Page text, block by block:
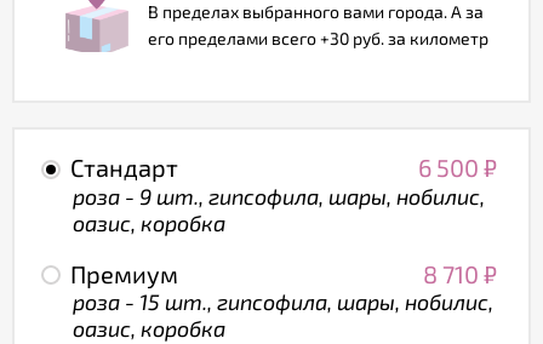
В пределах выбранного вами города. А за
его пределами всего +30 руб. за километр
Стандарт 6 500 ₽
роза - 9 шт., гипсофила, шары, нобилис,
оазис, коробка
Премиум 8 710 ₽
роза - 15 шт., гипсофила, шары, нобилис,
оазис, коробка